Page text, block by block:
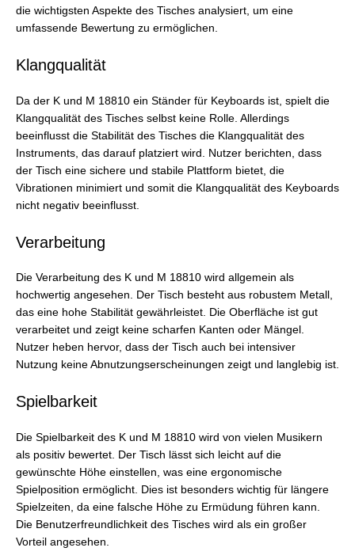
die wichtigsten Aspekte des Tisches analysiert, um eine
umfassende Bewertung zu ermöglichen.
Klangqualität
Da der K und M 18810 ein Ständer für Keyboards ist, spielt die
Klangqualität des Tisches selbst keine Rolle. Allerdings
beeinflusst die Stabilität des Tisches die Klangqualität des
Instruments, das darauf platziert wird. Nutzer berichten, dass
der Tisch eine sichere und stabile Plattform bietet, die
Vibrationen minimiert und somit die Klangqualität des Keyboards
nicht negativ beeinflusst.
Verarbeitung
Die Verarbeitung des K und M 18810 wird allgemein als
hochwertig angesehen. Der Tisch besteht aus robustem Metall,
das eine hohe Stabilität gewährleistet. Die Oberfläche ist gut
verarbeitet und zeigt keine scharfen Kanten oder Mängel.
Nutzer heben hervor, dass der Tisch auch bei intensiver
Nutzung keine Abnutzungserscheinungen zeigt und langlebig ist.
Spielbarkeit
Die Spielbarkeit des K und M 18810 wird von vielen Musikern
als positiv bewertet. Der Tisch lässt sich leicht auf die
gewünschte Höhe einstellen, was eine ergonomische
Spielposition ermöglicht. Dies ist besonders wichtig für längere
Spielzeiten, da eine falsche Höhe zu Ermüdung führen kann.
Die Benutzerfreundlichkeit des Tisches wird als ein großer
Vorteil angesehen.